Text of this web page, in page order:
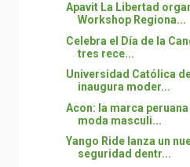
Apavit La Libertad
Workshop Regiona...
Celebra el Día de la
tres rece...
Universidad Católica
inaugura moder...
Acon: la marca
moda masculi...
Yango Ride lanza un
seguridad dentr...